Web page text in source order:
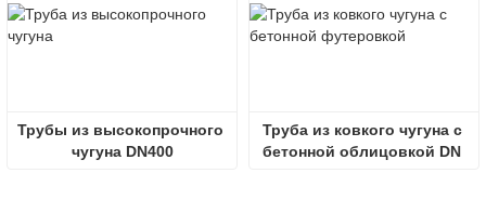
Трубы из высокопрочного
чугуна DN400
Труба из ковкого чугуна с
бетонной облицовкой DN